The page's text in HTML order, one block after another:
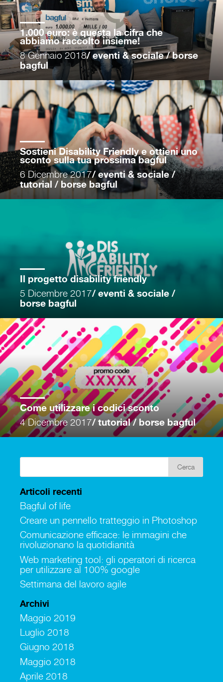
1.000 euro: è questa la cifra che
abbiamo raccolto insieme!
8 Gennaio 2018/ eventi & sociale / borse
bagful
Sostieni Disability Friendly e ottieni uno
sconto sulla tua prossima bagful
6 Dicembre 2017/ eventi & sociale /
tutorial / borse bagful
Il progetto disability friendly
5 Dicembre 2017/ eventi & sociale /
borse bagful
Come utilizzare i codici sconto
4 Dicembre 2017/ tutorial / borse bagful
Articoli recenti
Bagful of life
Creare un pennello tratteggio in Photoshop
Comunicazione efficace: le immagini che
rivoluzionano la quotidianità
Web marketing tool: gli operatori di ricerca
per utilizzare al 100% google
Settimana del lavoro agile
Archivi
Maggio 2019
Luglio 2018
Giugno 2018
Maggio 2018
Aprile 2018